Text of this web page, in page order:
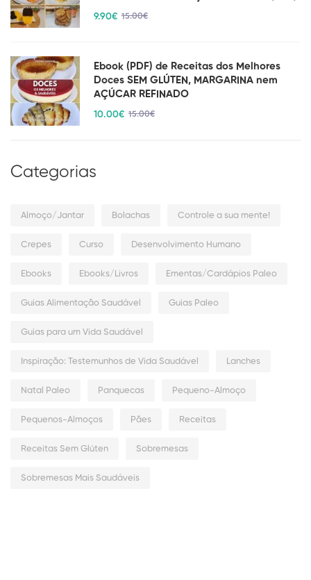
9.90€ 15.00€
Ebook (PDF) de Receitas dos Melhores
Doces SEM GLÚTEN, MARGARINA nem
AÇÚCAR REFINADO
10.00€ 15.00€
Categorias
Almoço/Jantar Bolachas Controle a sua mente!
Crepes Curso Desenvolvimento Humano
Ebooks Ebooks/Livros Ementas/Cardápios Paleo
Guias Alimentação Saudável Guias Paleo
Guias para um Vida Saudável
Inspiração: Testemunhos de Vida Saudável Lanches
Natal Paleo Panquecas Pequeno-Almoço
Pequenos-Almoços Pães Receitas
Receitas Sem Glúten Sobremesas
Sobremesas Mais Saudáveis